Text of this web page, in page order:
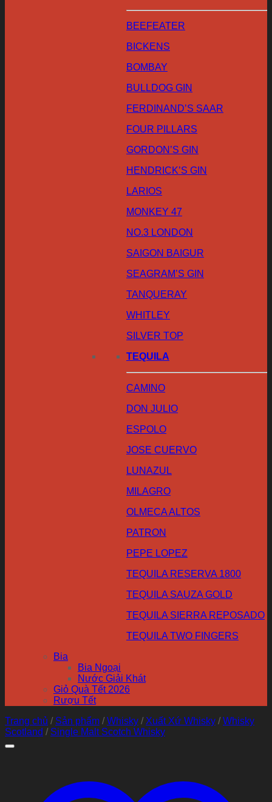
BEEFEATER
BICKENS
BOMBAY
BULLDOG GIN
FERDINAND’S SAAR
FOUR PILLARS
GORDON’S GIN
HENDRICK’S GIN
LARIOS
MONKEY 47
NO.3 LONDON
SAIGON BAIGUR
SEAGRAM’S GIN
TANQUERAY
WHITLEY
SILVER TOP
TEQUILA
CAMINO
DON JULIO
ESPOLO
JOSE CUERVO
LUNAZUL
MILAGRO
OLMECA ALTOS
PATRON
PEPE LOPEZ
TEQUILA RESERVA 1800
TEQUILA SAUZA GOLD
TEQUILA SIERRA REPOSADO
TEQUILA TWO FINGERS
Bia
Bia Ngoại
Nước Giải Khát
Giỏ Quà Tết 2026
Rượu Tết
Trang chủ / Sản phẩm / Whisky / Xuất Xứ Whisky / Whisky
Scotland / Single Malt Scotch Whisky